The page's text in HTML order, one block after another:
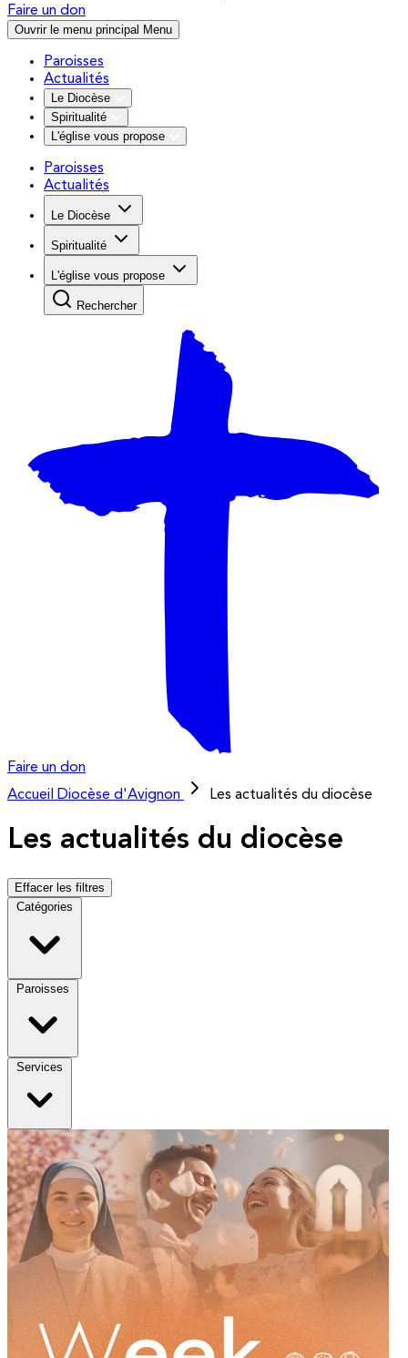
Faire un don
Ouvrir le menu principal Menu
Paroisses
Actualités
Le Diocèse
Spiritualité
L'église vous propose
Paroisses
Actualités
Le Diocèse
Spiritualité
L'église vous propose
Rechercher
Faire un don
Accueil
Diocèse d'Avignon Les actualités du diocèse
Les actualités du diocèse
Effacer les filtres
Catégories
Paroisses
Services